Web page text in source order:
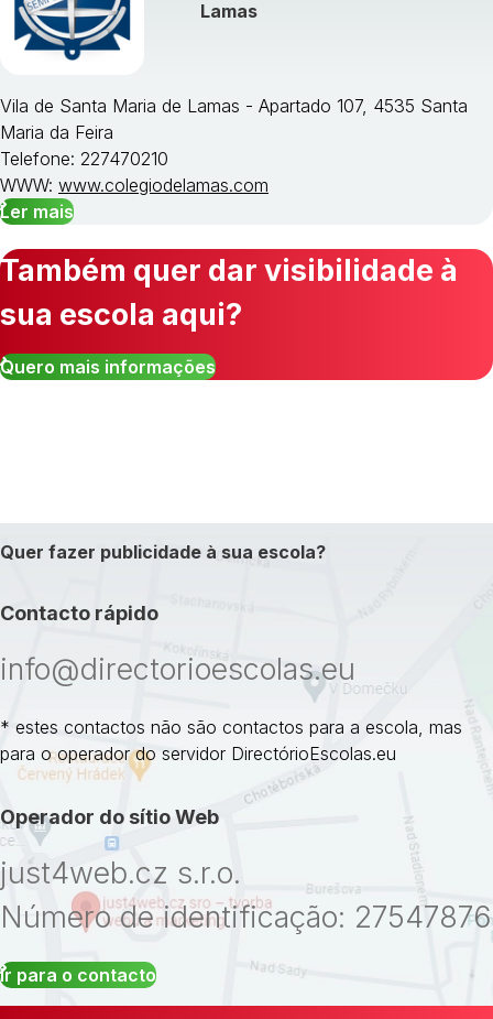
Lamas
Vila de Santa Maria de Lamas - Apartado 107, 4535 Santa
Maria da Feira
Telefone: 227470210
WWW: www.colegiodelamas.com
Ler mais
Também quer dar visibilidade à
sua escola aqui?
Quero mais informações
Quer fazer publicidade à sua escola?
Contacto rápido
info@directorioescolas.eu
* estes contactos não são contactos para a escola, mas
para o operador do servidor DirectórioEscolas.eu
Operador do sítio Web
just4web.cz s.r.o.
Número de identificação: 27547876
Ir para o contacto